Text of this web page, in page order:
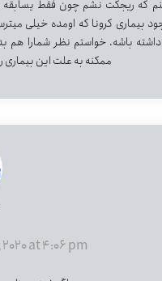
که ریجکت نشم چون فقط
بیماری کرونا که اومده خیلی
داشته باشه. خواستم نظر شمارا هم
ممکنه به علت این
at 4:06 pm